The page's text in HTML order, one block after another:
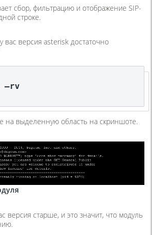
сбор, фильтрацию и отображение SIP-
строке.
вас версия asterisk достаточно
–rv
на выделенную область на скриншоте.
версия старше, и это значит, что модуль